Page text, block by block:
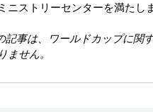
ニストリーセンターを満たし
記事は、ワールドカップに関
ません。